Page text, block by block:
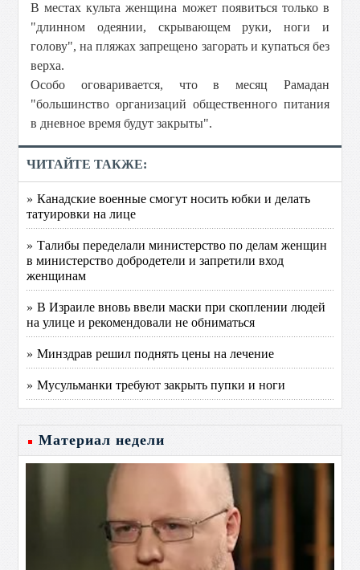
В местах культа женщина может появиться только в
"длинном одеянии, скрывающем руки, ноги и
голову", на пляжах запрещено загорать и купаться без
верха.
Особо оговаривается, что в месяц Рамадан
"большинство организаций общественного питания
в дневное время будут закрыты".
ЧИТАЙТЕ ТАКЖЕ:
» Канадские военные смогут носить юбки и делать
татуировки на лице
» Талибы переделали министерство по делам женщин
в министерство добродетели и запретили вход
женщинам
» В Израиле вновь ввели маски при скоплении людей
на улице и рекомендовали не обниматься
» Минздрав решил поднять цены на лечение
» Мусульманки требуют закрыть пупки и ноги
Материал недели